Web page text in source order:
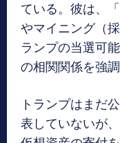
ている。彼は、
やマイニング（
ランプの当選可
の相関関係を強調
トランプはまだ
表していないが